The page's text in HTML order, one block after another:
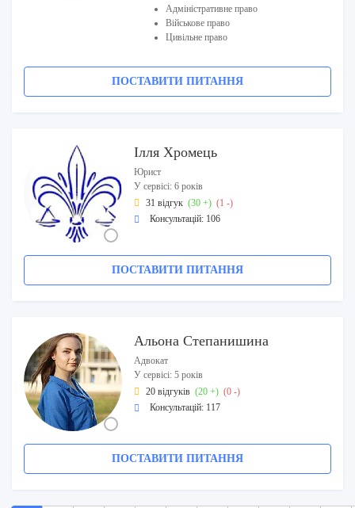
Адміністративне право
Військове право
Цивільне право
ПОСТАВИТИ ПИТАННЯ
Ілля Хромець
Юрист
У сервісі: 6 років
31 відгук (30 +) (1 -)
Консультацій: 106
ПОСТАВИТИ ПИТАННЯ
Альона Степанишина
Адвокат
У сервісі: 5 років
20 відгуків (20 +) (0 -)
Консультацій: 117
ПОСТАВИТИ ПИТАННЯ